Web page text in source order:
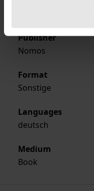
Publisher
Nomos
Format
Sonstige
Languages
deutsch
Medium
Book